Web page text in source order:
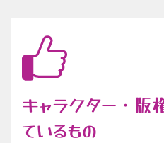
キャラクター・版
ているもの